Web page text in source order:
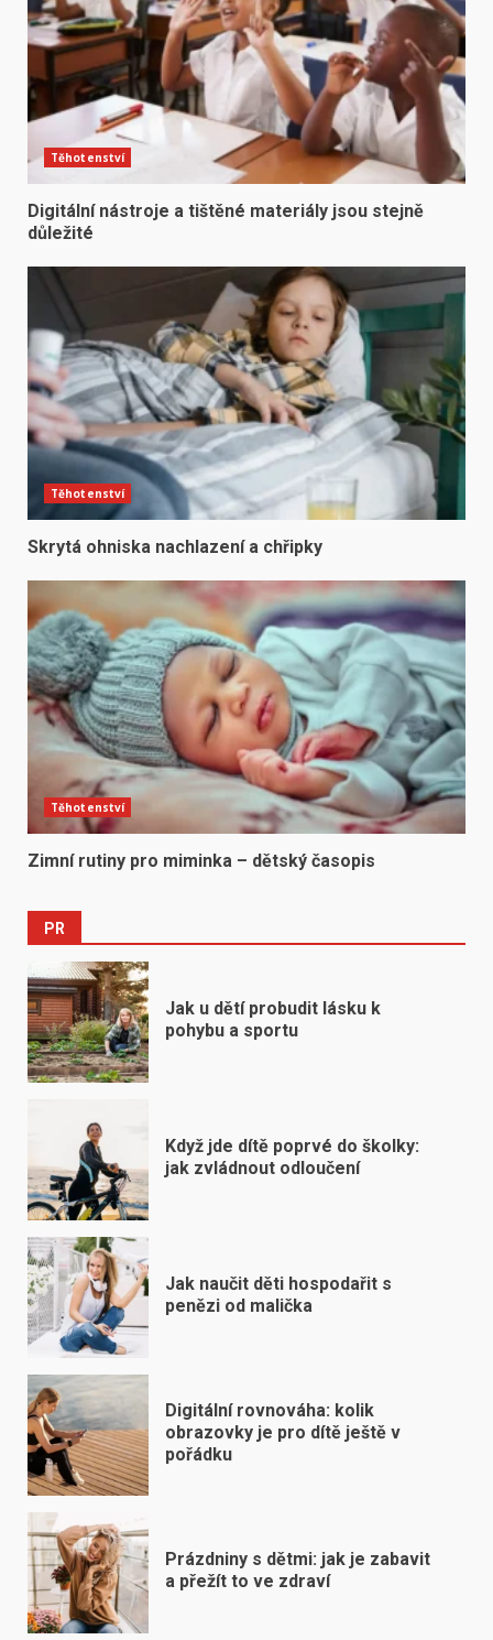
Těhotenství
Digitální nástroje a tištěné materiály jsou stejně
důležité
Těhotenství
Skrytá ohniska nachlazení a chřipky
Těhotenství
Zimní rutiny pro miminka – dětský časopis
PR
Jak u dětí probudit lásku k
pohybu a sportu
Když jde dítě poprvé do školky:
jak zvládnout odloučení
Jak naučit děti hospodařit s
penězi od malička
Digitální rovnováha: kolik
obrazovky je pro dítě ještě v
pořádku
Prázdniny s dětmi: jak je zabavit
a přežít to ve zdraví